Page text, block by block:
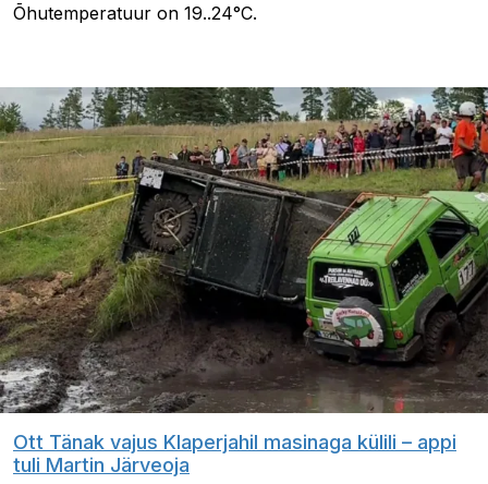
Õhutemperatuur on 19..24°C.
Ott Tänak vajus Klaperjahil masinaga külili – appi
tuli Martin Järveoja